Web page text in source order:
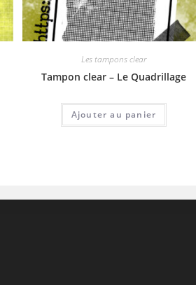
Les tampons clear
Tampon clear – Le Quadrillage
Ajouter au panier